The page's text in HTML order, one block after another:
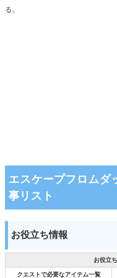
る。
エスケープフロムダ
事リスト
お役立ち情報
お役立
クエストで必要なアイテム一覧